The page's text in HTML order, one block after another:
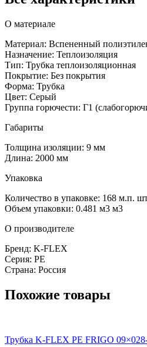
О материале
Материал: Вспененный
Назначение: Теплоизоляция
Тип: Трубка теплоизоляционная
Покрытие: Без покрытия
Форма: Трубка
Цвет: Серый
Группа горючести: Г1
Габариты
Толщина изоляции: 9 мм
Длина: 2000 мм
Упаковка
Количество в упаковке: 168 м.п.
Объем упаковки: 0.481 м3 м3
О производителе
Бренд: K-FLEX
Серия: PE
Страна: Россия
Похожие товары
Трубка K-FLEX PE FRIGO